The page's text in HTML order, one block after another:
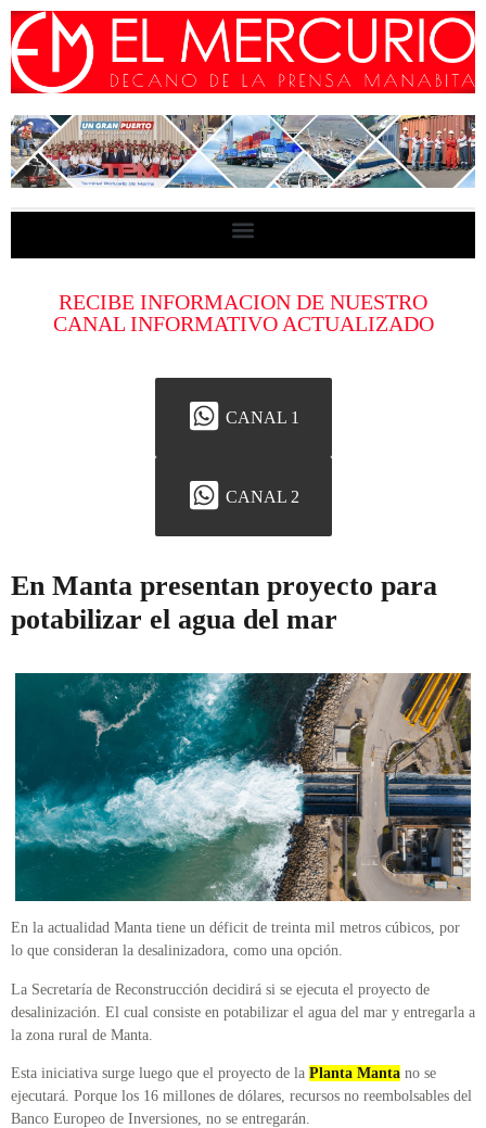
RECIBE INFORMACION DE NUESTRO
CANAL INFORMATIVO ACTUALIZADO
CANAL 1
CANAL 2
En Manta presentan proyecto para
potabilizar el agua del mar
En la actualidad Manta tiene un déficit de treinta mil metros cúbicos, por
lo que consideran la desalinizadora, como una opción.
La Secretaría de Reconstrucción decidirá si se ejecuta el proyecto de
desalinización. El cual consiste en potabilizar el agua del mar y entregarla a
la zona rural de Manta.
Esta iniciativa surge luego que el proyecto de la Planta Manta no se
ejecutará. Porque los 16 millones de dólares, recursos no reembolsables del
Banco Europeo de Inversiones, no se entregarán.